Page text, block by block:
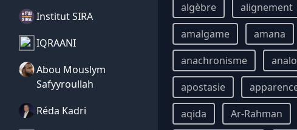
Institut SIRA
IQRAANI
Abou Mouslym
Safyyroullah
Réda Kadri
algèbre
alignement
amalgame
amana
anachronisme
apostasie
aqida
Ar-Rahman